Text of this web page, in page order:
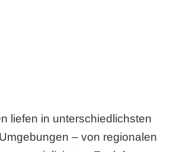
liefen in unterschiedlichsten
– von regionalen